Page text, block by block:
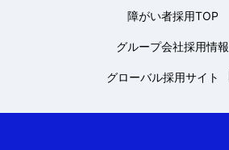
障がい者採用TOP
グループ会社採用情報
グローバル採用サイト